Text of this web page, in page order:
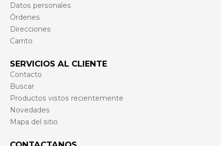
Datos personales
Órdenes
Direcciones
Carrito
SERVICIOS AL CLIENTE
Contacto
Buscar
Productos vistos recientemente
Novedades
Mapa del sitio